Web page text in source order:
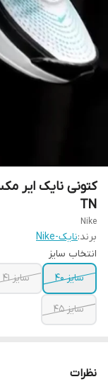
TN
Nike
برند:نایک-Nike
انتخاب سایز
سایز ۴۰
سایز ۴۱
سایز ۴۵
نظرات